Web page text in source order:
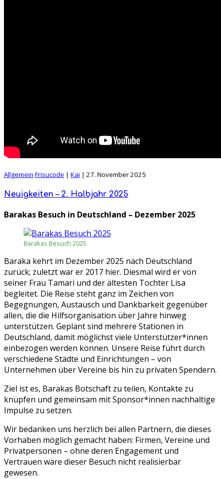
Allgemein Frisucode | Kai | 27. November 2025
Neuigkeiten – 2. Halbjahr 2025
Barakas Besuch in Deutschland – Dezember 2025
Barakas Besuch 2025
Baraka kehrt im Dezember 2025 nach Deutschland
zurück; zuletzt war er 2017 hier. Diesmal wird er von
seiner Frau Tamari und der ältesten Tochter Lisa
begleitet. Die Reise steht ganz im Zeichen von
Begegnungen, Austausch und Dankbarkeit gegenüber
allen, die die Hilfsorganisation über Jahre hinweg
unterstützen. Geplant sind mehrere Stationen in
Deutschland, damit möglichst viele Unterstützer*innen
einbezogen werden können. Unsere Reise führt durch
verschiedene Städte und Einrichtungen – von
Unternehmen über Vereine bis hin zu privaten Spendern.
Ziel ist es, Barakas Botschaft zu teilen, Kontakte zu
knüpfen und gemeinsam mit Sponsor*innen nachhaltige
Impulse zu setzen.
Wir bedanken uns herzlich bei allen Partnern, die dieses
Vorhaben möglich gemacht haben: Firmen, Vereine und
Privatpersonen – ohne deren Engagement und
Vertrauen wäre dieser Besuch nicht realisierbar
gewesen.